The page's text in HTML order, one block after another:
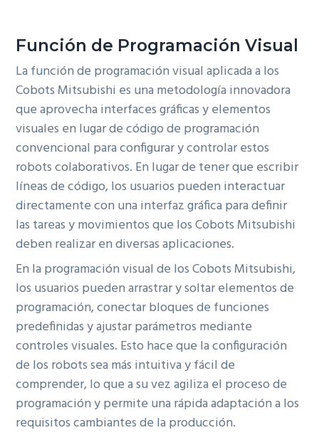
Función de Programación Visual
La función de programación visual aplicada a los
Cobots Mitsubishi es una metodología innovadora
que aprovecha interfaces gráficas y elementos
visuales en lugar de código de programación
convencional para configurar y controlar estos
robots colaborativos. En lugar de tener que escribir
líneas de código, los usuarios pueden interactuar
directamente con una interfaz gráfica para definir
las tareas y movimientos que los Cobots Mitsubishi
deben realizar en diversas aplicaciones.
En la programación visual de los Cobots Mitsubishi,
los usuarios pueden arrastrar y soltar elementos de
programación, conectar bloques de funciones
predefinidas y ajustar parámetros mediante
controles visuales. Esto hace que la configuración
de los robots sea más intuitiva y fácil de
comprender, lo que a su vez agiliza el proceso de
programación y permite una rápida adaptación a los
requisitos cambiantes de la producción.